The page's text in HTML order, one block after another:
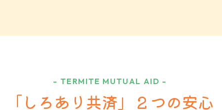
- TERMITE MUTUAL AID -
「しろあり共済」 ２つの安心